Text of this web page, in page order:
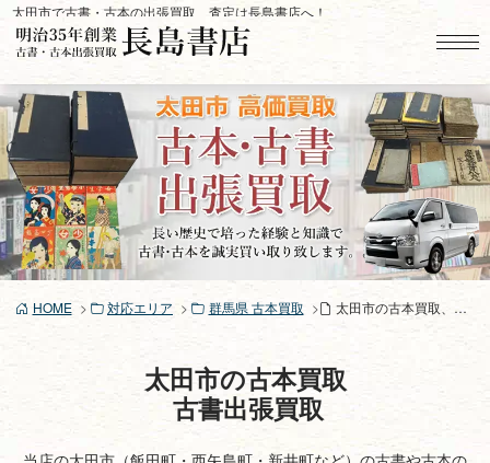
コ
ン
ツ
へ
ス
キ
ッ
プ
太田市で古書・古本の出張買取、査定は長島書店へ！
HOME 対応エリア 群馬県 古本買取 太田市の古本買取、古書買取り
太田市の古本買取
古書出張買取